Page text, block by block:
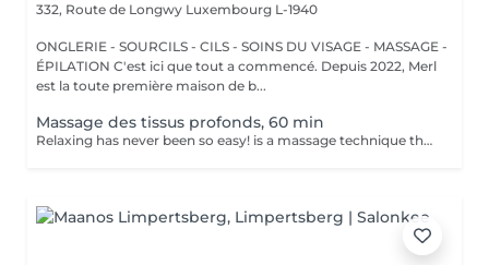
332, Route de Longwy Luxembourg L-1940
ONGLERIE - SOURCILS - CILS - SOINS DU VISAGE - MASSAGE -
ÉPILATION C'est ici que tout a commencé. Depuis 2022, Merl
est la toute première maison de b...
Massage des tissus profonds, 60 min
Relaxing has never been so easy! is a massage technique that's mainly used to treat musculoskeletal issues, such as strains and sports injuries. It involves applying sustained pressure using slow, deep strokes to target the inner layers of your muscles and connective tissues. This helps to break up scar tissue that forms following an injury and reduces tension in muscle and tissue. Benefits of getting a deep tissue massage: - improves body immune system - helps to treat muscle pain - improve stiffness How is a deep tissue massage done? - head and neck are massaged - shoulders and back are massaged - hands and arms are massaged - feet and legs are massaged - belly is massaged Age restrictions: there are no age restrictions for this procedure. Post procedure recommendations: do not do sport and any sharp movements 2-3 hours after the procedure. Frequency: 1-2 times per week, 10 times in total. Repeat once in 3-6 months.